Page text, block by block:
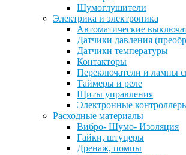
Шумоглушители
Электрика и электроника
Автоматические
Датчики давления
Датчики температуры
Контакторы
Переключатели и лампы
Таймеры и реле
Щиты управления
Электронные
Расходные материалы
Вибро- Шумо- Изоляция
Гайки, штуцеры
Дренаж, помпы